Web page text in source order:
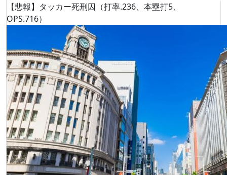
【悲報】タッカー死刑囚（打率.236、本塁打5、
OPS.716）